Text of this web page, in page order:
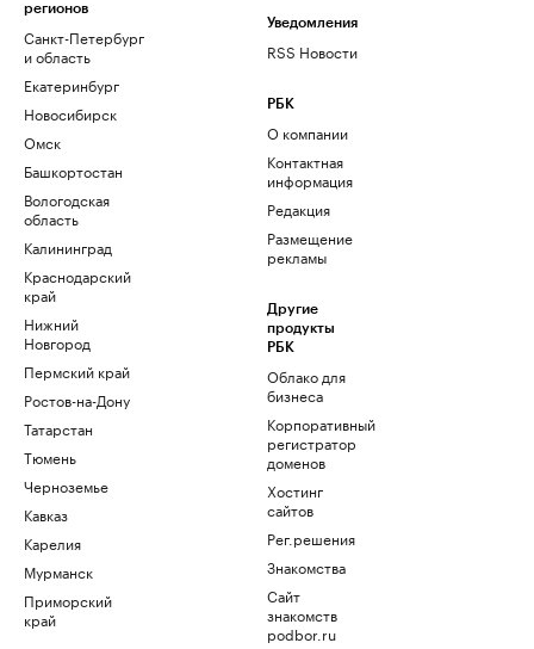
регионов
Санкт-Петербург
и область
Екатеринбург
Новосибирск
Омск
Башкортостан
Вологодская
область
Калининград
Краснодарский
край
Нижний
Новгород
Пермский край
Ростов-на-Дону
Татарстан
Тюмень
Черноземье
Кавказ
Карелия
Мурманск
Приморский
край
Уведомления
RSS Новости
РБК
О компании
Контактная
информация
Редакция
Размещение
рекламы
Другие
продукты
РБК
Облако для
бизнеса
Корпоративный
регистратор
доменов
Хостинг
сайтов
Рег.решения
Знакомства
Сайт
знакомств
podbor.ru